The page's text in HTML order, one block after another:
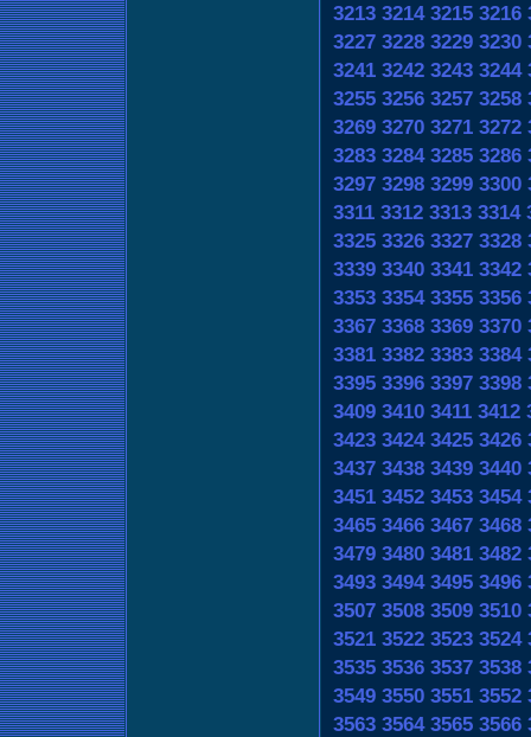
3213 3214 3215 3216
3227 3228 3229 3230
3241 3242 3243 3244
3255 3256 3257 3258
3269 3270 3271 3272
3283 3284 3285 3286
3297 3298 3299 3300
3311 3312 3313 3314
3325 3326 3327 3328
3339 3340 3341 3342
3353 3354 3355 3356
3367 3368 3369 3370
3381 3382 3383 3384
3395 3396 3397 3398
3409 3410 3411 3412
3423 3424 3425 3426
3437 3438 3439 3440
3451 3452 3453 3454
3465 3466 3467 3468
3479 3480 3481 3482
3493 3494 3495 3496
3507 3508 3509 3510
3521 3522 3523 3524
3535 3536 3537 3538
3549 3550 3551 3552
3563 3564 3565 3566